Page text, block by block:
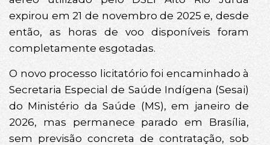
expirou em 21 de novembro de 2025 e, desde
então, as horas de voo disponíveis foram
completamente esgotadas.
O novo processo licitatório foi encaminhado à
Secretaria Especial de Saúde Indígena (Sesai)
do Ministério da Saúde (MS), em janeiro de
2026, mas permanece parado em Brasília,
sem previsão concreta de contratação, sob